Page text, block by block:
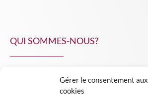
Gérer le consentement aux
cookies
QUI SOMMES-NOUS?